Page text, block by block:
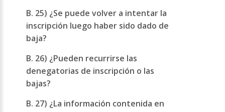
B. 25) ¿Se puede volver a intentar la
inscripción luego haber sido dado de
baja?
B. 26) ¿Pueden recurrirse las
denegatorias de inscripción o las
bajas?
B. 27) ¿La información contenida en